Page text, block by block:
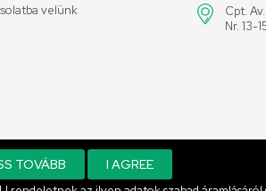
velünk
Cpt.
Nr. 13-
TOVÁBB I AGREE